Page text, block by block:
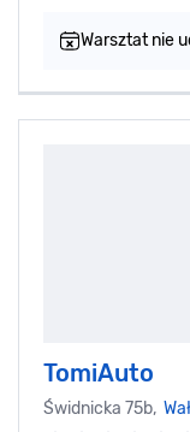
Warsztat nie
TomiAuto
Świdnicka 75b,